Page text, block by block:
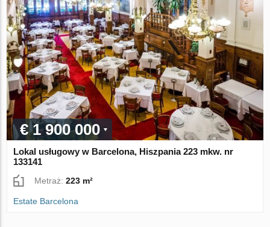
€ 1 900 000
Lokal usługowy w Barcelona, Hiszpania 223 mkw. nr
133141
Metraż:223 m²
Estate Barcelona